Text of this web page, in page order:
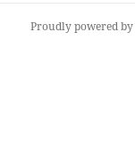
Proudly powered by